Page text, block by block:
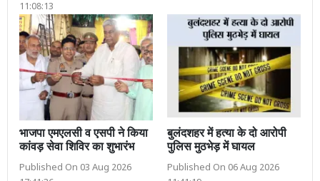
11:08:13
भाजपा एमएलसी व एसपी ने किया
कांवड़ सेवा शिविर का शुभारंभ
Published On 03 Aug 2026
बुलंदशहर में हत्या के दो आरोपी
पुलिस मुठभेड़ में घायल
Published On 06 Aug 2026